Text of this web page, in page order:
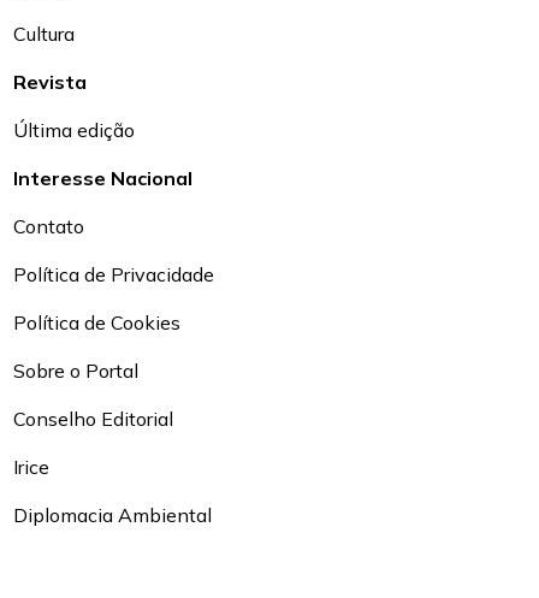
Cultura
Revista
Última edição
Interesse Nacional
Contato
Política de Privacidade
Política de Cookies
Sobre o Portal
Conselho Editorial
Irice
Diplomacia Ambiental